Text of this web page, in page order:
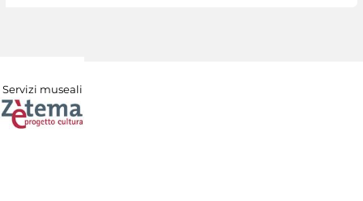
Servizi museali